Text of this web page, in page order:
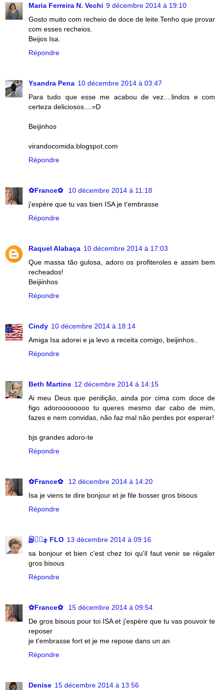
Maria Ferreira N. Vechi 9 décembre 2014 à 19:10
Gosto muito com recheio de doce de leite.Tenho que provar
com esses recheios.
Beijos Isa.
Répondre
Ysandra Pena 10 décembre 2014 à 03:47
Para tudo que esse me acabou de vez....lindos e com
certeza deliciosos....=D
Beijinhos
virandocomida.blogspot.com
Répondre
✿France✿
10 décembre 2014 à 11:18
j'espère que tu vas bien ISA je t'embrasse
Répondre
Raquel Alabaça 10 décembre 2014 à 17:03
Que massa tão gulosa, adoro os profiteroles e assim bem
recheados!
Beijiinhos
Répondre
Cindy 10 décembre 2014 à 18:14
Amiga Isa adorei e ja levo a receita comigo, beijinhos..
Répondre
Beth Martins 12 décembre 2014 à 14:15
Ai meu Deus que perdição, ainda por cima com doce de
figo adoroooooooo tu queres mesmo dar cabo de mim,
fazes e nem convidas, não faz mal não perdes por esperar!
bjs grandes adoro-te
Répondre
✿France✿
12 décembre 2014 à 14:20
Isa je viens te dire bonjour et je file bosser gros bisous
Répondre
இڿڰۣ FLO 13 décembre 2014 à 09:16
sa bonjour et bien c'est chez toi qu'il faut venir se régaler
gros bisous
Répondre
✿France✿
15 décembre 2014 à 09:54
De gros bisous pour toi ISA et j'espère que tu vas pouvoir te
reposer
je t'embrasse fort et je me repose dans un an
Répondre
Denise 15 décembre 2014 à 13:56